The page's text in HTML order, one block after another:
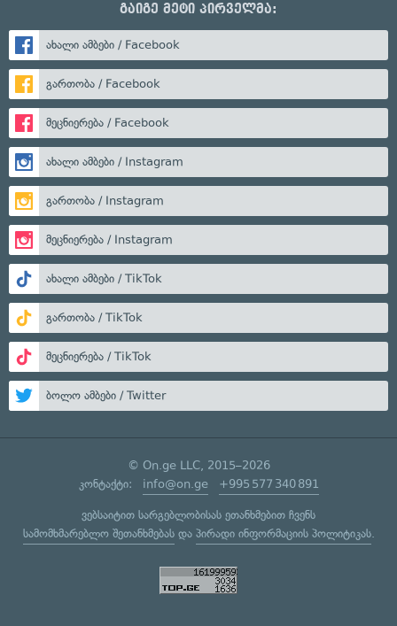
გაიგე მეტი პირველმა:
ახალი ამბები / Facebook
გართობა / Facebook
მეცნიერება / Facebook
ახალი ამბები / Instagram
გართობა / Instagram
მეცნიერება / Instagram
ახალი ამბები / TikTok
გართობა / TikTok
მეცნიერება / TikTok
ბოლო ამბები / Twitter
© On.ge LLC, 2015–2026
კონტაქტი: info@on.ge +995 577 340 891
ვებსაიტით სარგებლობისას ეთანხმებით ჩვენს
სამომხმარებლო შეთანხმებასდა პირადი ინფორმაციის პოლიტიკას.